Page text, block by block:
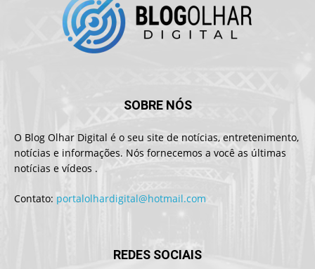
SOBRE NÓS
O Blog Olhar Digital é o seu site de notícias, entretenimento,
notícias e informações. Nós fornecemos a você as últimas
notícias e vídeos .
Contato: portalolhardigital@hotmail.com
REDES SOCIAIS